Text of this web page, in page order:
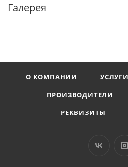
Галерея
О КОМПАНИИ УСЛУГИ
ПРОИЗВОДИТЕЛИ
РЕКВИЗИТЫ